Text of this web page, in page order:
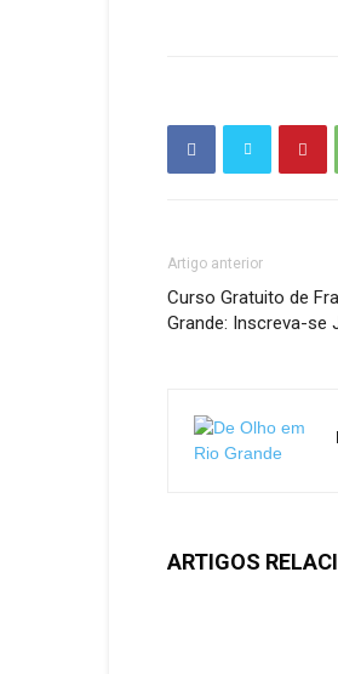
Artigo anterior
Curso Gratuito de
Grande: Inscreva-se
ARTIGOS